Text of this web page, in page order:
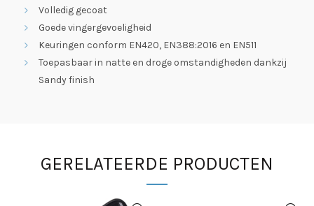
Volledig gecoat
Goede vingergevoeligheid
Keuringen conform EN420, EN388:2016 en EN511
Toepasbaar in natte en droge omstandigheden dankzij
Sandy finish
GERELATEERDE PRODUCTEN